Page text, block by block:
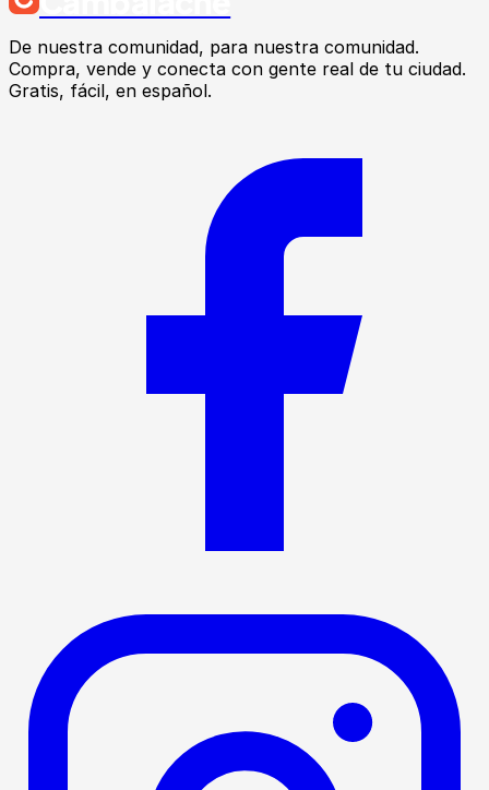
De nuestra comunidad, para nuestra comunidad.
Compra, vende y conecta con gente real de tu ciudad.
Gratis, fácil, en español.